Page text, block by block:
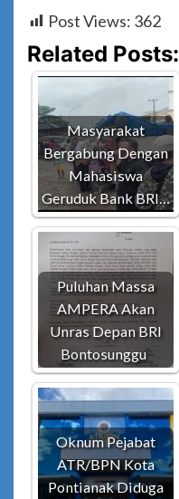
Post Views: 362
Related Posts:
Masyarakat
Bergabung Dengan
Mahasiswa
Geruduk Bank BRI…
Puluhan Massa
AMPERA Akan
Unras Depan BRI
Bontosunggu
Oknum Pejabat
ATR/BPN Kota
Pontianak Diduga